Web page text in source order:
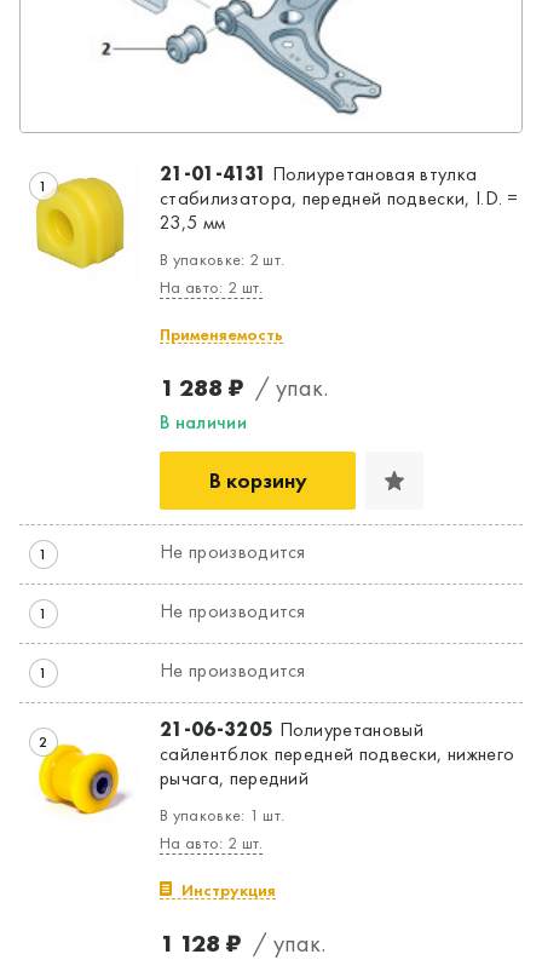
Да, верно Нет, выбрать другой
1 21-01-4131 Полиуретановая втулка
стабилизатора, передней подвески, I.D. =
23,5 мм
В упаковке: 2 шт.
На авто: 2 шт.
Применяемость
1 288 ₽ / упак.
В наличии
В корзину
1 Не производится
1 Не производится
1 Не производится
2 21-06-3205 Полиуретановый
сайлентблок передней подвески, нижнего
рычага, передний
В упаковке: 1 шт.
На авто: 2 шт.
Инструкция
1 128 ₽ / упак.